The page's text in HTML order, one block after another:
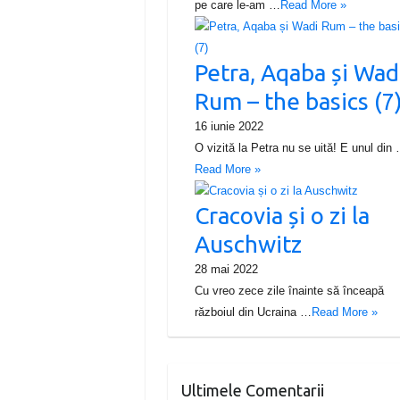
pe care le-am … Read More »
Petra, Aqaba și
Rum – the basics (7)
16 iunie 2022
O vizită la Petra nu se uită! E unul din
Read More »
Cracovia și o zi la
Auschwitz
28 mai 2022
Cu vreo zece zile înainte să înceapă
războiul din Ucraina … Read More »
Ultimele Comentarii